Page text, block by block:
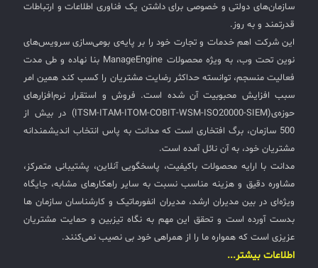
سازمان‌های دولتی و خصوصی برای داشتن یک فناوری اطلاعات و ارتباطات
قدرتمند و به روز.
این شرکت اهم خدمات و تجارت خود را بر پایه‌ی بومی‌سازی سرویس‌های
نوین تحت وب، به ویژه محصولات ManageEngine بنا نهاده و طی مدت
فعالیت منسجم، توانسته حداکثر رضایت مشتریان را کسب کند همین امر
سبب افزایش محبوبیت آن شده است. فروش و استقرار نرم‌افزارهای
حوزه‌ی(ITSM-ITAM-ITOM-COBIT-WSM-ISO20000-SIEM) در بیش از
500 سازمان، برگ افتخاری است که مدانت به پاس انتخاب اندیشمندانه
مشتریان خود، به آن نائل آمده است.
مدانت با ارایه محصولات باکیفیت، پاسخگویی آنلاین، پشتیبانی متمرکز،
مشاوره دقیق و هزینه مناسب نسبت به سایر راهکارهای مشابه، جایگاه
ویژه‌ای در بین مدیران ارشد، مدیران انفورماتیک و کارشناسان سازمان ها
بدست آورده است و تحقق این مهم به نگاه تیزبین و حمایت مشتریان
عزیزی است که همواره ما را از همراهی خود بی نصیب نمی‌کنند.
اطلاعات بیشتر...